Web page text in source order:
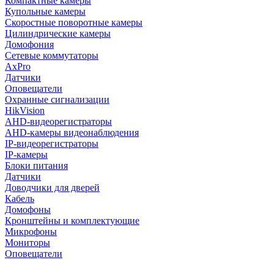
Купольные камеры
Скоростные поворотные камеры
Цилиндрические камеры
Домофония
Сетевые коммутаторы
AxPro
Датчики
Оповещатели
Охранные сигнализации
HikVision
AHD-видеорегистраторы
AHD-камеры видеонаблюдения
IP-видеорегистраторы
IP-камеры
Блоки питания
Датчики
Доводчики для дверей
Кабель
Домофоны
Кронштейны и комплектующие
Микрофоны
Мониторы
Оповещатели